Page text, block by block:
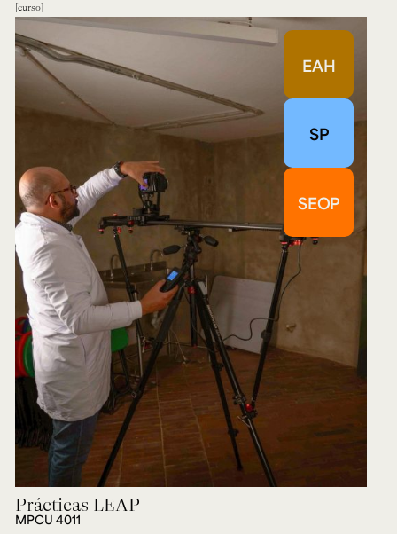
curso
EAH
SP
SEOP
Prácticas LEAP
MPCU 4011